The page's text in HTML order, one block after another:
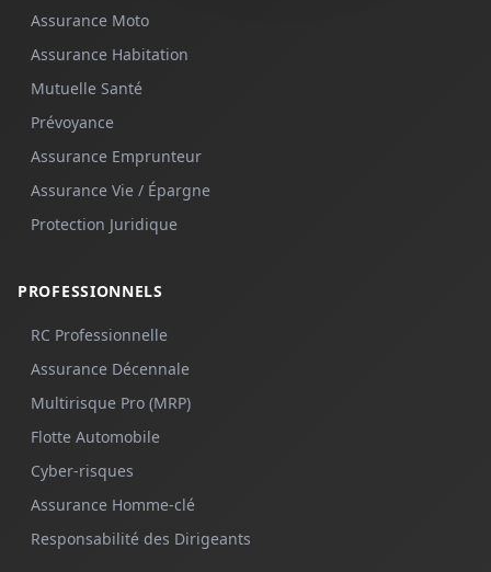
Assurance Moto
Assurance Habitation
Mutuelle Santé
Prévoyance
Assurance Emprunteur
Assurance Vie / Épargne
Protection Juridique
PROFESSIONNELS
RC Professionnelle
Assurance Décennale
Multirisque Pro (MRP)
Flotte Automobile
Cyber-risques
Assurance Homme-clé
Responsabilité des Dirigeants